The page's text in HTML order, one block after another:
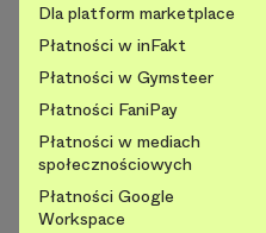
Dla platform marketplace
Płatności w inFakt
Płatności w Gymsteer
Płatności FaniPay
Płatności w mediach
społecznościowych
Płatności Google
Workspace